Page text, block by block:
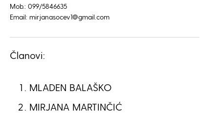
Mob.: 099/5846635
Email: mirjanasocev1@gmail.com
Članovi:
MLADEN BALAŠKO
MIRJANA MARTINČIĆ